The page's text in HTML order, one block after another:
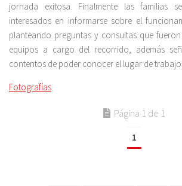
jornada exitosa. Finalmente las familias
interesados en informarse sobre el
planteando preguntas y consultas que
equipos a cargo del recorrido, además
contentos de poder conocer el lugar de trabajo
Fotografías
Página 1 de 1
1